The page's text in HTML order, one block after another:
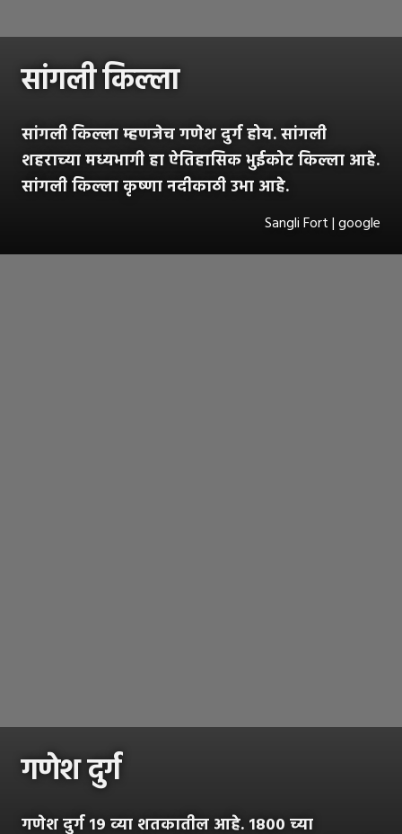
सांगली किल्ला
सांगली किल्ला म्हणजेच गणेश दुर्ग होय. सांगली
शहराच्या मध्यभागी हा ऐतिहासिक भुईकोट किल्ला आहे.
सांगली किल्ला कृष्णा नदीकाठी उभा आहे.
Sangli Fort | google
गणेश दुर्ग
गणेश दुर्ग १९ व्या शतकातील आहे. १८०० च्या